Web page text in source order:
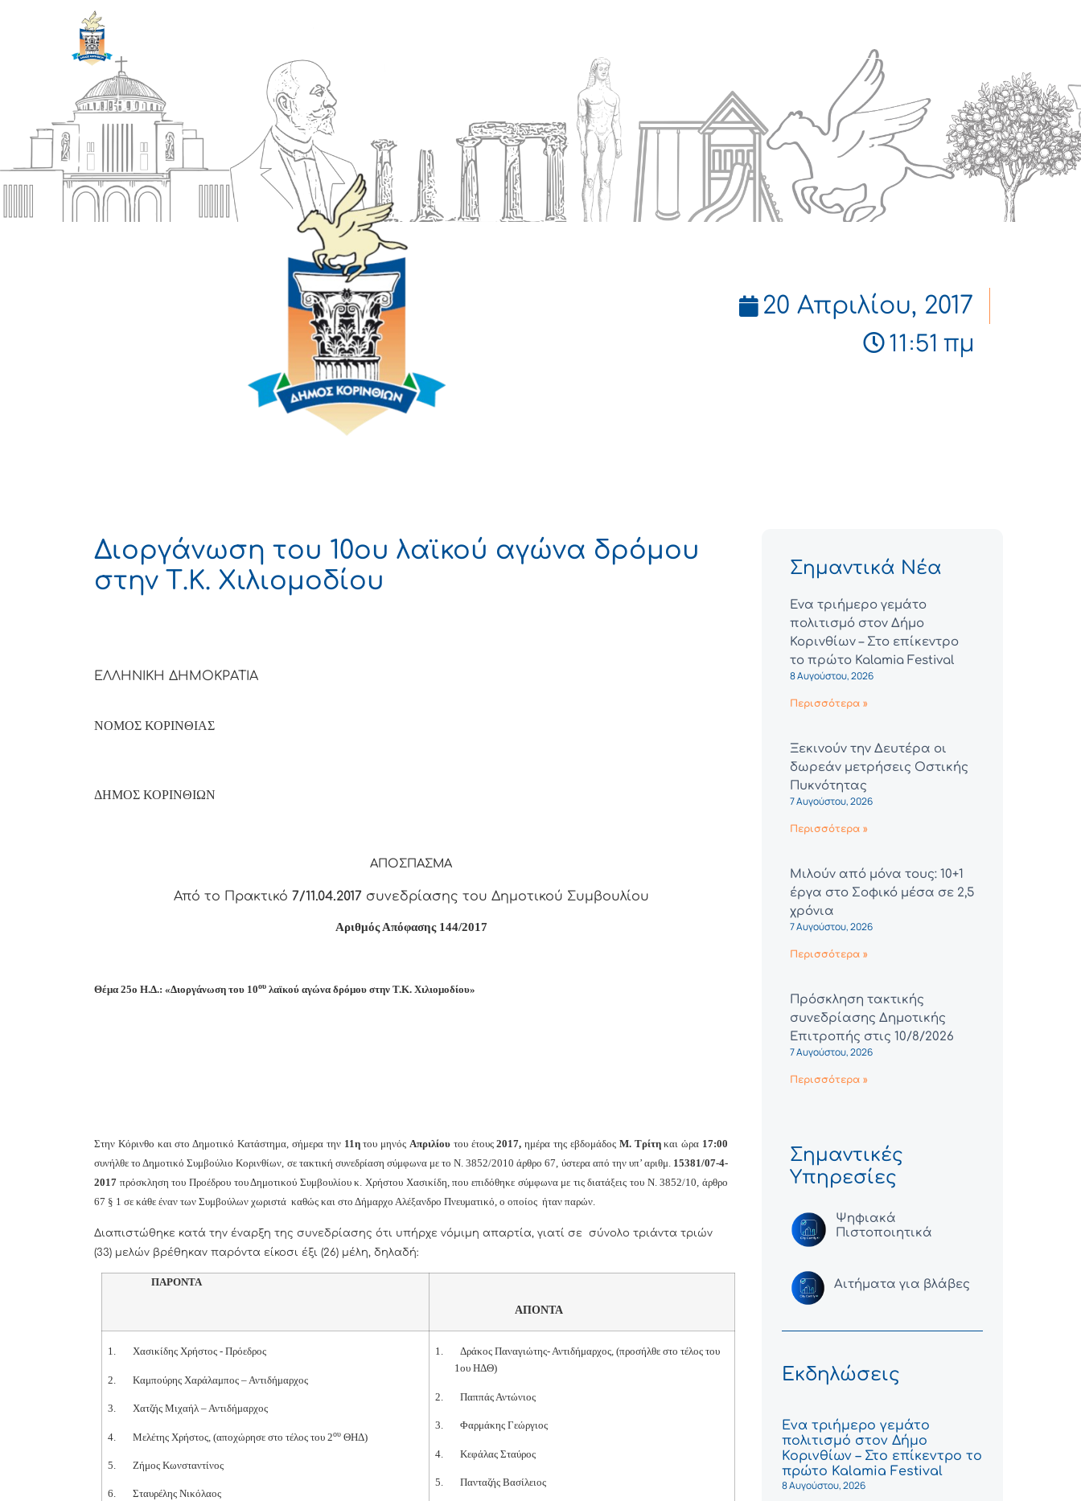
20 Απριλίου, 2017
11:51 πμ
Διοργάνωση του 10ου λαϊκού αγώνα δρόμου
στην Τ.Κ. Χιλιομοδίου
ΕΛΛΗΝΙΚΗ ΔΗΜΟΚΡΑΤΙΑ
ΝΟΜΟΣ ΚΟΡΙΝΘΙΑΣ
ΔΗΜΟΣ ΚΟΡΙΝΘΙΩΝ
ΑΠΟΣΠΑΣΜΑ
Από το Πρακτικό 7/11.04.2017συνεδρίασης του Δημοτικού Συμβουλίου
Αριθμός Απόφασης 144/2017
Θέμα 25o Η.Δ.: «Διοργάνωση του 10ου λαϊκού αγώνα δρόμου στην Τ.Κ. Χιλιομοδίου»
Στην Κόρινθο και στο Δημοτικό Κατάστημα, σήμερα την 11ητου μηνόςΑπριλίου του έτους2017, ημέρα της εβδομάδος Μ. Τρίτηκαι ώρα 17:00
συνήλθε το Δημοτικό Συμβούλιο Κορινθίων, σε τακτική συνεδρίαση σύμφωνα με το Ν. 3852/2010 άρθρο 67, ύστερα από την υπ’ αριθμ. 15381/07-4-
2017 πρόσκληση του Προέδρου του Δημοτικού Συμβουλίου κ. Χρήστου Χασικίδη, που επιδόθηκε σύμφωνα με τις διατάξεις του Ν. 3852/10, άρθρο
67 § 1 σε κάθε έναν των Συμβούλων χωριστά καθώς και στο Δήμαρχο Αλέξανδρο Πνευματικό, ο οποίος ήταν παρών.
Διαπιστώθηκε κατά την έναρξη της συνεδρίασης ότι υπήρχε νόμιμη απαρτία, γιατί σε σύνολο τριάντα τριών
(33) μελών βρέθηκαν παρόντα είκοσι έξι (26) μέλη, δηλαδή:
ΠΑΡΟΝΤΑ
ΑΠΟΝΤΑ
1. Χασικίδης Χρήστος - Πρόεδρος
2. Καμπούρης Χαράλαμπος – Αντιδήμαρχος
3. Χατζής Μιχαήλ – Αντιδήμαρχος
4. Μελέτης Χρήστος, (αποχώρησε στο τέλος του 2ουΘΗΔ)
5. Ζήμος Κωνσταντίνος
6. Σταυρέλης Νικόλαος
1. Δράκος Παναγιώτης- Αντιδήμαρχος, (προσήλθε στο τέλος του
1ου ΗΔΘ)
2. Παππάς Αντώνιος
3. Φαρμάκης Γεώργιος
4. Κεφάλας Σταύρος
5. Πανταζής Βασίλειος
Σημαντικά Νέα
Ένα τριήμερο γεμάτο
πολιτισμό στον Δήμο
Κορινθίων – Στο επίκεντρο
το πρώτο Kalamia Festival
8 Αυγούστου, 2026
Περισσότερα »
Ξεκινούν την Δευτέρα οι
δωρεάν μετρήσεις Οστικής
Πυκνότητας
7 Αυγούστου, 2026
Περισσότερα »
Μιλούν από μόνα τους: 10+1
έργα στο Σοφικό μέσα σε 2,5
χρόνια
7 Αυγούστου, 2026
Περισσότερα »
Πρόσκληση τακτικής
συνεδρίασης Δημοτικής
Επιτροπής στις 10/8/2026
7 Αυγούστου, 2026
Περισσότερα »
Σημαντικές
Υπηρεσίες
Ψηφιακά
Πιστοποιητικά
Αιτήματα για βλάβες
Εκδηλώσεις
Ένα τριήμερο γεμάτο
πολιτισμό στον Δήμο
Κορινθίων – Στο επίκεντρο το
πρώτο Kalamia Festival
8 Αυγούστου, 2026